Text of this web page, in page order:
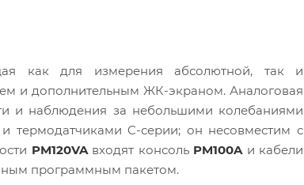
как для измерения абсолютной, так и
и дополнительным ЖК-экраном. Аналоговая
и наблюдения за небольшими колебаниями
C-серии; он несовместим с
PM120VAвходят консоль PM100Aи кабели
программным пакетом.